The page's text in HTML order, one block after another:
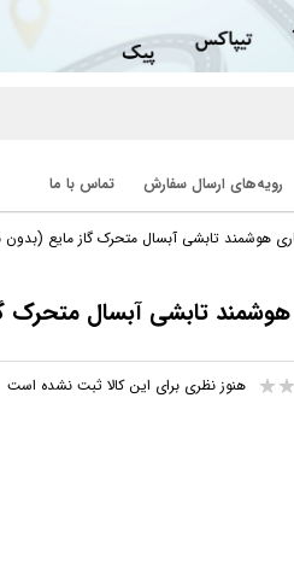
رویه‌های ارسال سفارش تماس با ما
هوشمند تابشی آبسال متحرک گاز مایع (بدون
تابشی آبسال متحرک
هنوز نظری برای این کالا ثبت نشده است